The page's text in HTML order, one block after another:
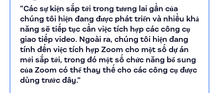
“Các sự kiện sắp tới trong tương lai gần của
chúng tôi hiện đang được phát triển và nhiều khả
năng sẽ tiếp tục cần việc tích hợp các công cụ
giao tiếp video. Ngoài ra, chúng tôi hiện đang
tính đến việc tích hợp Zoom cho một số dự án
mới sắp tới, trong đó một số chức năng bổ sung
của Zoom có thể thay thế cho các công cụ được
dùng trước đây.”